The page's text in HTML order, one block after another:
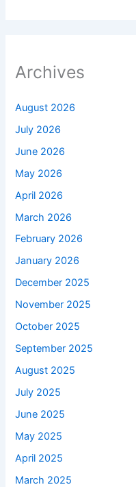
Archives
August 2026
July 2026
June 2026
May 2026
April 2026
March 2026
February 2026
January 2026
December 2025
November 2025
October 2025
September 2025
August 2025
July 2025
June 2025
May 2025
April 2025
March 2025